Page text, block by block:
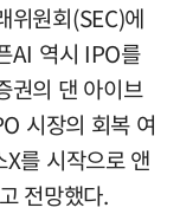
위원회(SEC)에
AI 역시 IPO를
권의 댄 아이브
시장의 회복 여
를 시작으로 앤
전망했다.